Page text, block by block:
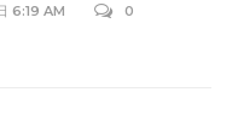
6:19 AM 0